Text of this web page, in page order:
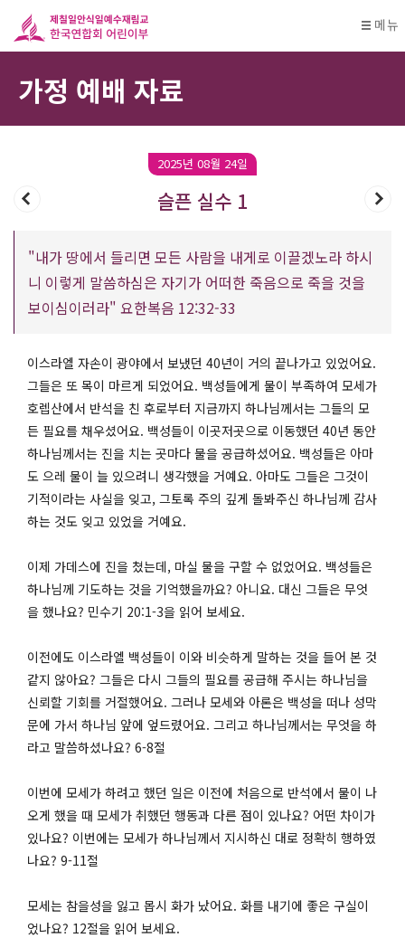
메뉴
가정 예배 자료
2025년 08월 24일
슬픈 실수 1
"내가 땅에서 들리면 모든 사람을 내게로 이끌겠노라 하시
니 이렇게 말씀하심은 자기가 어떠한 죽음으로 죽을 것을
보이심이러라" 요한복음 12:32-33
이스라엘 자손이 광야에서 보냈던 40년이 거의 끝나가고 있었어요.
그들은 또 목이 마르게 되었어요. 백성들에게 물이 부족하여 모세가
호렙산에서 반석을 친 후로부터 지금까지 하나님께서는 그들의 모
든 필요를 채우셨어요. 백성들이 이곳저곳으로 이동했던 40년 동안
하나님께서는 진을 치는 곳마다 물을 공급하셨어요. 백성들은 아마
도 으레 물이 늘 있으려니 생각했을 거예요. 아마도 그들은 그것이
기적이라는 사실을 잊고, 그토록 주의 깊게 돌봐주신 하나님께 감사
하는 것도 잊고 있었을 거예요.
이제 가데스에 진을 쳤는데, 마실 물을 구할 수 없었어요. 백성들은
하나님께 기도하는 것을 기억했을까요? 아니요. 대신 그들은 무엇
을 했나요? 민수기 20:1-3을 읽어 보세요.
이전에도 이스라엘 백성들이 이와 비슷하게 말하는 것을 들어 본 것
같지 않아요? 그들은 다시 그들의 필요를 공급해 주시는 하나님을
신뢰할 기회를 거절했어요. 그러나 모세와 아론은 백성을 떠나 성막
문에 가서 하나님 앞에 엎드렸어요. 그리고 하나님께서는 무엇을 하
라고 말씀하셨나요? 6-8절
이번에 모세가 하려고 했던 일은 이전에 처음으로 반석에서 물이 나
오게 했을 때 모세가 취했던 행동과 다른 점이 있나요? 어떤 차이가
있나요? 이번에는 모세가 하나님께서 지시하신 대로 정확히 행하였
나요? 9-11절
모세는 참을성을 잃고 몹시 화가 났어요. 화를 내기에 좋은 구실이
었나요? 12절을 읽어 보세요.